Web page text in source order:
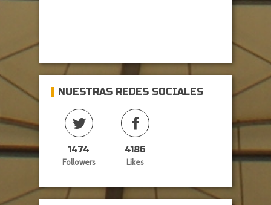
NUESTRAS REDES SOCIALES
1474
Followers
4186
Likes